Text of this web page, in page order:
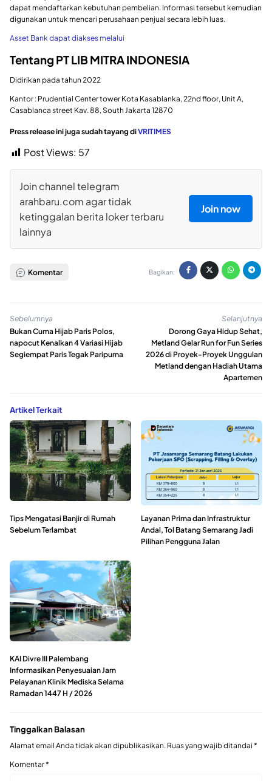
dapat mendaftarkan kebutuhan pembelian. Informasi tersebut kemudian
digunakan untuk mencari perusahaan penjual secara lebih luas.
Asset Bank dapat diakses melalui
Tentang PT LIB MITRA INDONESIA
Didirikan pada tahun 2022
Kantor : Prudential Center tower Kota Kasablanka, 22nd floor, Unit A,
Casablanca street Kav. 88, South Jakarta 12870
Press release ini juga sudah tayang diVRITIMES
Post Views: 57
Join channel telegram
arahbaru.com agar tidak
ketinggalan berita loker terbaru
lainnya
Join now
Komentar Bagikan:
Sebelumnya
Bukan Cuma Hijab Paris Polos,
napocut Kenalkan 4 Variasi Hijab
Segiempat Paris Tegak Paripurna
Selanjutnya
Dorong Gaya Hidup Sehat,
Metland Gelar Run for Fun Series
2026 di Proyek-Proyek Unggulan
Metland dengan Hadiah Utama
Apartemen
Artikel Terkait
Tips Mengatasi Banjir di Rumah
Sebelum Terlambat
Layanan Prima dan Infrastruktur
Andal, Tol Batang Semarang Jadi
Pilihan Pengguna Jalan
KAI Divre III Palembang
Informasikan Penyesuaian Jam
Pelayanan Klinik Mediska Selama
Ramadan 1447 H / 2026
Tinggalkan Balasan
Alamat email Anda tidak akan dipublikasikan. Ruas yang wajib ditandai *
Komentar*